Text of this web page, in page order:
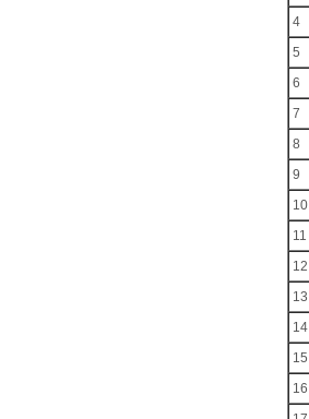
4
5
6
7
8
9
10
11
12
13
14
15
16